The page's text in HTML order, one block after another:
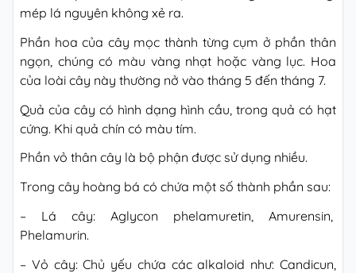
mép lá nguyên không xẻ ra.
Phần hoa của cây mọc thành từng cụm ở phần thân
ngọn, chúng có màu vàng nhạt hoặc vàng lục. Hoa
của loài cây này thường nở vào tháng 5 đến tháng 7.
Quả của cây có hình dạng hình cầu, trong quả có hạt
cứng. Khi quả chín có màu tím.
Phần vỏ thân cây là bộ phận được sử dụng nhiều.
Trong cây hoàng bá có chứa một số thành phần sau:
– Lá cây: Aglycon phelamuretin, Amurensin,
Phelamurin.
– Vỏ cây: Chủ yếu chứa các alkaloid như: Candicun,